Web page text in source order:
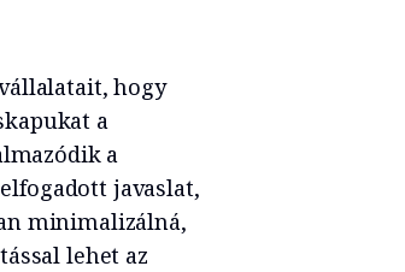
hogy
a
a
javaslat,
minimalizálná,
lehet az